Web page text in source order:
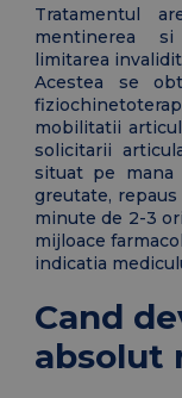
Tratamentul
mentinerea
limitarea
Acestea se
mobilitatii
solicitarii
situat pe mana
greutate,
minute de 2-3
mijloace
indicatia
Cand
absolut